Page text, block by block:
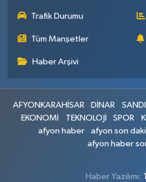
Trafik Durumu
Tüm Manşetler
Haber Arşivi
AFYONKARAHİSAR DİNAR
EKONOMİ
TEKNOLOJİ SPOR
afyon haber
afyon son
afyon haber
Haber Yazılımı: